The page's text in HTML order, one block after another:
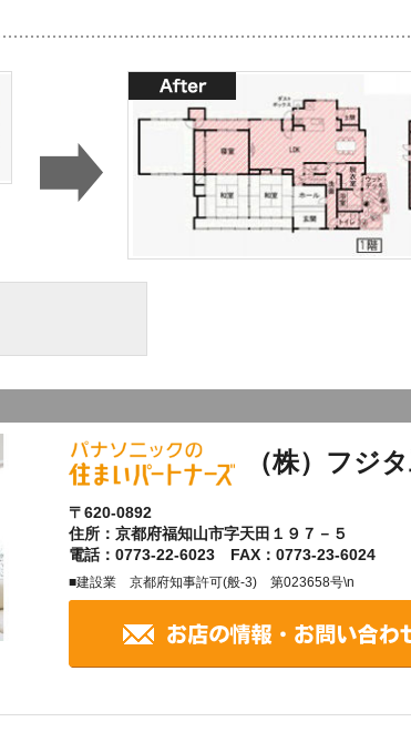
（株）フジ
〒620-0892
住所：京都府福知山市字天田１９７－５
電話：0773-22-6023 FAX：0773-23-6024
■建設業 京都府知事許可(般-3) 第023658号\n